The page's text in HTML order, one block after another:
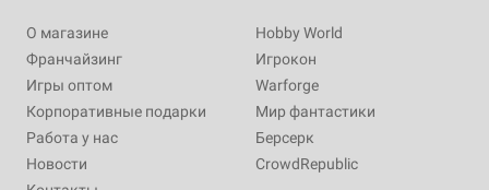
О магазине
Франчайзинг
Игры оптом
Корпоративные подарки
Работа у нас
Новости
Hobby World
Игрокон
Warforge
Мир фантастики
Берсерк
CrowdRepublic